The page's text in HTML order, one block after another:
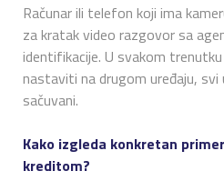
Računar ili telefon koji ima
za kratak video razgovor sa
identifikacije. U svakom
nastaviti na drugom uređaju,
sačuvani.
Kako izgleda konkretan
kreditom?